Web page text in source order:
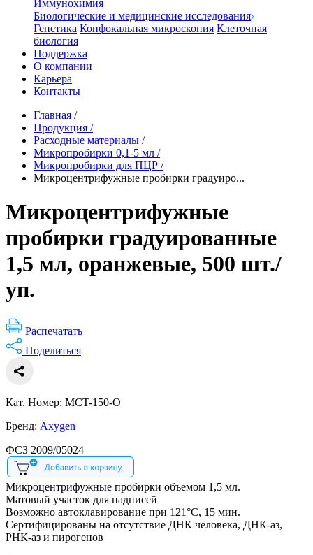
Иммунохимия
Биологические и медицинские исследования
Генетика Конфокальная микроскопия Клеточная
биология
Поддержка
О компании
Карьера
Контакты
Главная /
Продукция /
Расходные материалы /
Микропробирки 0,1-5 мл /
Микропробирки для ПЦР /
Микроцентрифужные пробирки градуиро...
Микроцентрифужные
пробирки градуированные
1,5 мл, оранжевые, 500 шт./
уп.
Распечатать
Поделиться
Кат. Номер: MCT-150-O
Бренд: Axygen
ФСЗ 2009/05024
Микроцентрифужные пробирки объемом 1,5 мл.
Матовый участок для надписей
Возможно автоклавирование при 121°С, 15 мин.
Сертифицированы на отсутствие ДНК человека, ДНК-аз,
РНК-аз и пирогенов